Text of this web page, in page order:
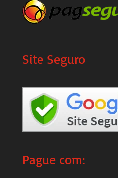
Site Seguro
Pague com: